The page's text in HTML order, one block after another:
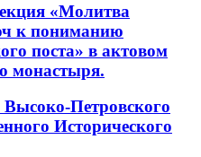
«Молитва
к пониманию
поста» в актовом
монастыря.
Высоко-Петровского
Исторического